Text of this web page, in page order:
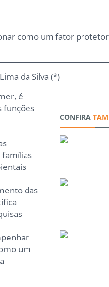
como um fator
da Silva (*)
CONFIRA
é
funções
famílias
das
um